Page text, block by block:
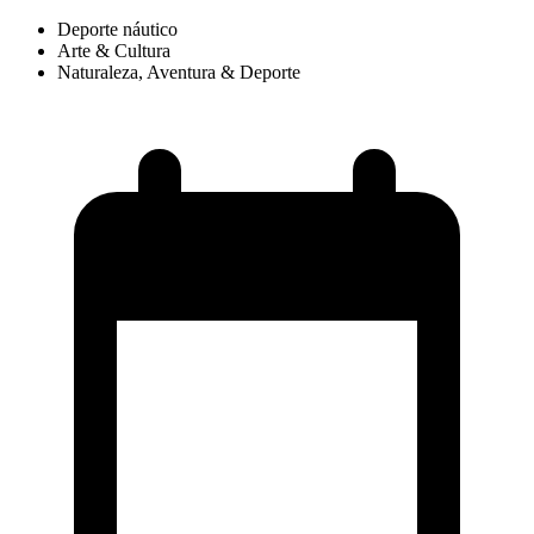
Deporte náutico
Arte & Cultura
Naturaleza, Aventura & Deporte